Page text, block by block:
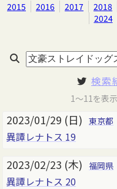
2015 2016 2017 2018
2024
検索
1～11を表
2023/01/29 (日) 東京都
異譚レナトス 19
2023/02/23 (木) 福岡県
異譚レナトス 20